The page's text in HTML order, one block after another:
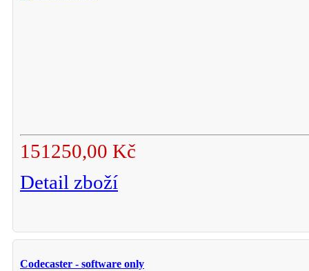
151250,00 Kč
Detail zboží
Codecaster - software only